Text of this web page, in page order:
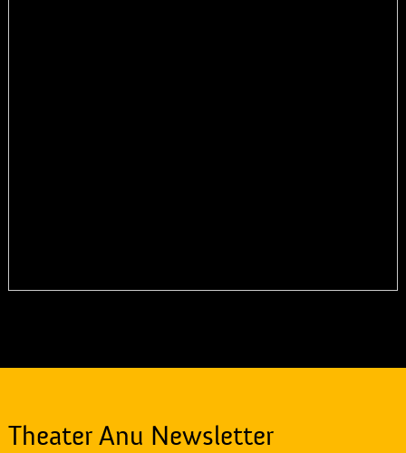
Theater Anu Newsletter